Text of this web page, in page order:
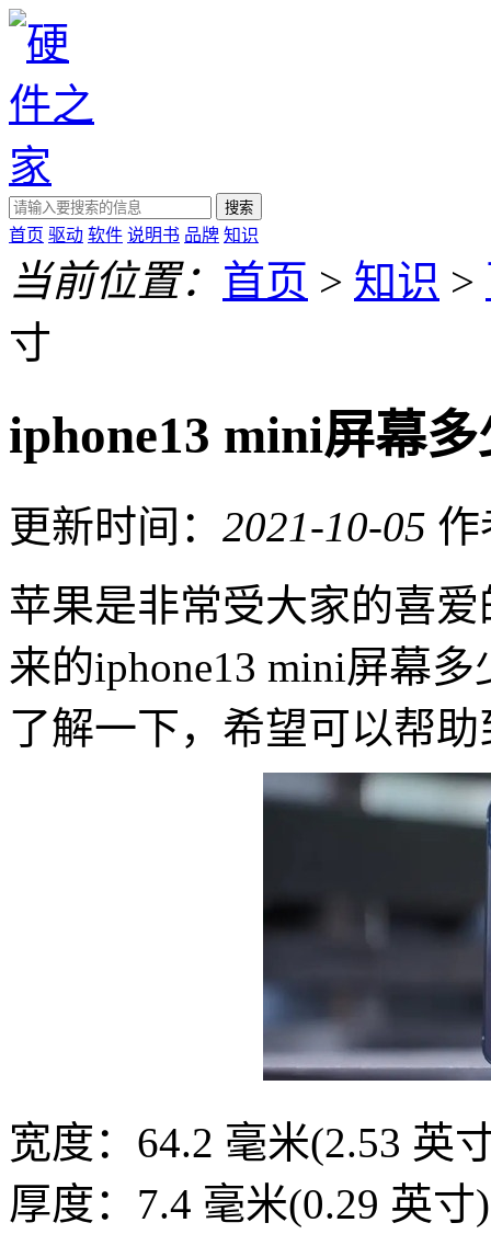
搜索
首页 驱动 软件 说明书 品牌 知识
当前位置： 首页 > 知识 >
寸
iphone13 mini屏幕
更新时间： 2021-10-05 作
苹果是非常受大家的喜
来的iphone13 mini屏幕
了解一下，希望可以帮
宽度：64.2 毫米(2.53 英
厚度：7.4 毫米(0.29 英